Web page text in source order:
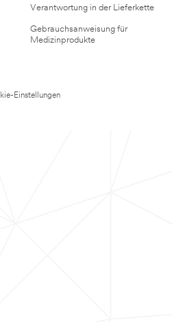
Verantwortung in der Lieferkette
Gebrauchsanweisung für
Medizinprodukte
Einstellungen